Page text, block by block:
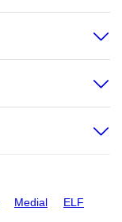
Medial ELF